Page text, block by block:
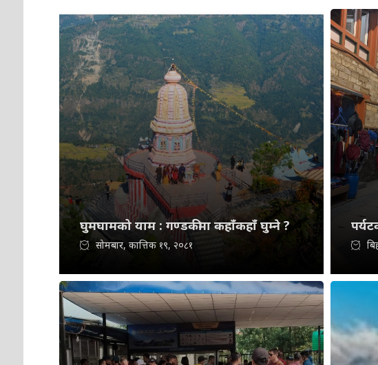
घुमघामको याम : गण्डकीमा कहाँकहाँ घुम्ने ?
सोमबार, कात्तिक १९, २०८१